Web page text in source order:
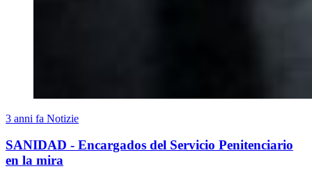
3 anni fa Notizie
SANIDAD - Encargados del Servicio Penitenciario
en la mira